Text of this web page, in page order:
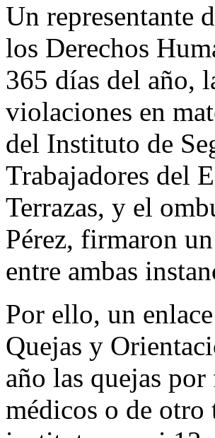
Un representante
los Derechos
365 días del año,
violaciones en
del Instituto de
Trabajadores del
Terrazas, y el
Pérez, firmaron
entre ambas
Por ello, un
Quejas y
año las quejas
médicos o de otro